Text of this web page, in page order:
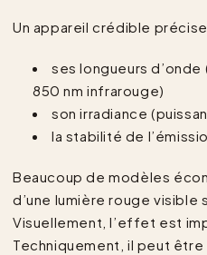
Un appareil crédible
ses longueurs
850 nm infrarouge)
son irradiance
la stabilité de
Beaucoup de modèles
d’une lumière rouge visible
Visuellement, l’effet est
Techniquement, il peut être